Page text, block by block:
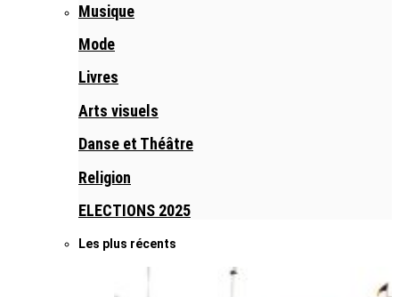
Musique
Mode
Livres
Arts visuels
Danse et Théâtre
Religion
ELECTIONS 2025
Les plus récents